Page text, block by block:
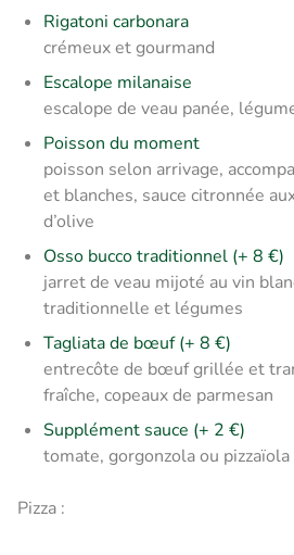
Rigatoni carbonara
crémeux et gourmand
Escalope milanaise
escalope de veau panée,
Poisson du moment
poisson selon arrivage,
et blanches, sauce citronnée
d’olive
Osso bucco traditionnel (+ 8 €)
jarret de veau mijoté au vin
traditionnelle et légumes
Tagliata de bœuf (+ 8 €)
entrecôte de bœuf grillée et
fraîche, copeaux de parmesan
Supplément sauce (+ 2 €)
tomate, gorgonzola ou pizzaïola
Pizza :